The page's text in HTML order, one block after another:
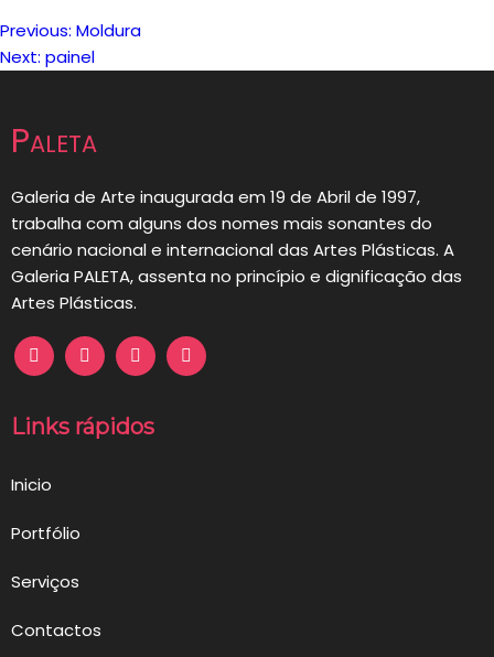
Navegação
artigos
Previous: Moldura
Next: painel
Paleta
Galeria de Arte inaugurada em 19 de Abril de 1997,
trabalha com alguns dos nomes mais sonantes do
cenário nacional e internacional das Artes Plásticas. A
Galeria PALETA, assenta no princípio e dignificação das
Artes Plásticas.
Links rápidos
Inicio
Portfólio
Serviços
Contactos